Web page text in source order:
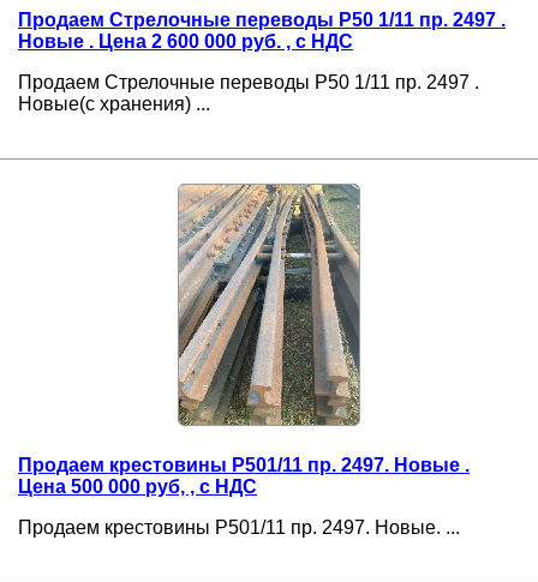
Продаем Стрелочные переводы Р50 1/11 пр. 2497 .
Новые . Цена 2 600 000 руб. , с НДС
Продаем Стрелочные переводы Р50 1/11 пр. 2497 .
Новые(с хранения) ...
Продаем крестовины Р501/11 пр. 2497. Новые .
Цена 500 000 руб, , с НДС
Продаем крестовины Р501/11 пр. 2497. Новые. ...